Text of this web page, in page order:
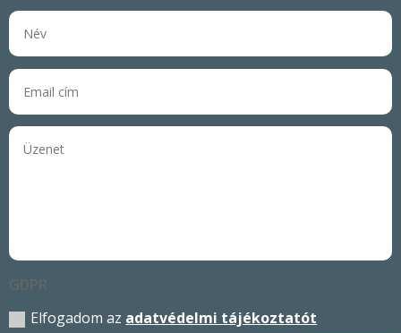
GDPR
Elfogadom az adatvédelmi tájékoztatót